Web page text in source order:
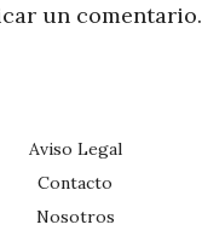
un comentario.
Aviso Legal
Contacto
Nosotros